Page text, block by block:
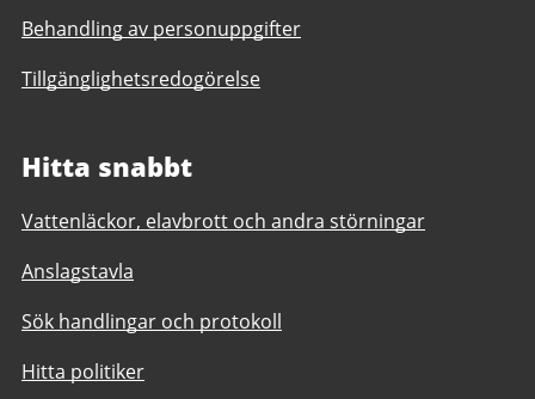
Behandling av personuppgifter
Tillgänglighetsredogörelse
Hitta snabbt
Vattenläckor, elavbrott och andra störningar
Anslagstavla
Sök handlingar och protokoll
Hitta politiker